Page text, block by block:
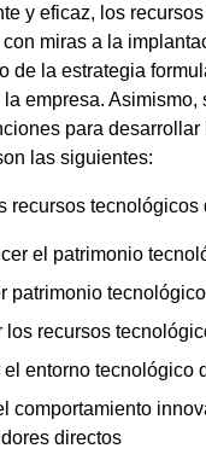
y eficaz, los
miras a la
de la estrategia
empresa. Asimismo,
para
las siguientes:
recursos tecnológicos
el patrimonio
patrimonio tecnológico
los recursos
el entorno tecnológico
comportamiento
directos